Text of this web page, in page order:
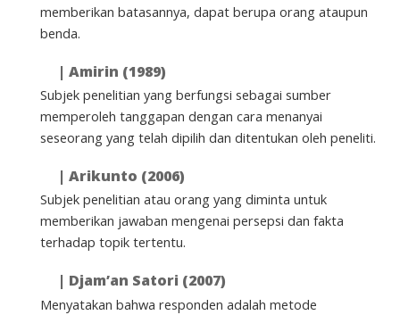
memberikan batasannya, dapat berupa orang ataupun
benda.
| Amirin (1989)
Subjek penelitian yang berfungsi sebagai sumber
memperoleh tanggapan dengan cara menanyai
seseorang yang telah dipilih dan ditentukan oleh peneliti.
| Arikunto (2006)
Subjek penelitian atau orang yang diminta untuk
memberikan jawaban mengenai persepsi dan fakta
terhadap topik tertentu.
| Djam’an Satori (2007)
Menyatakan bahwa responden adalah metode